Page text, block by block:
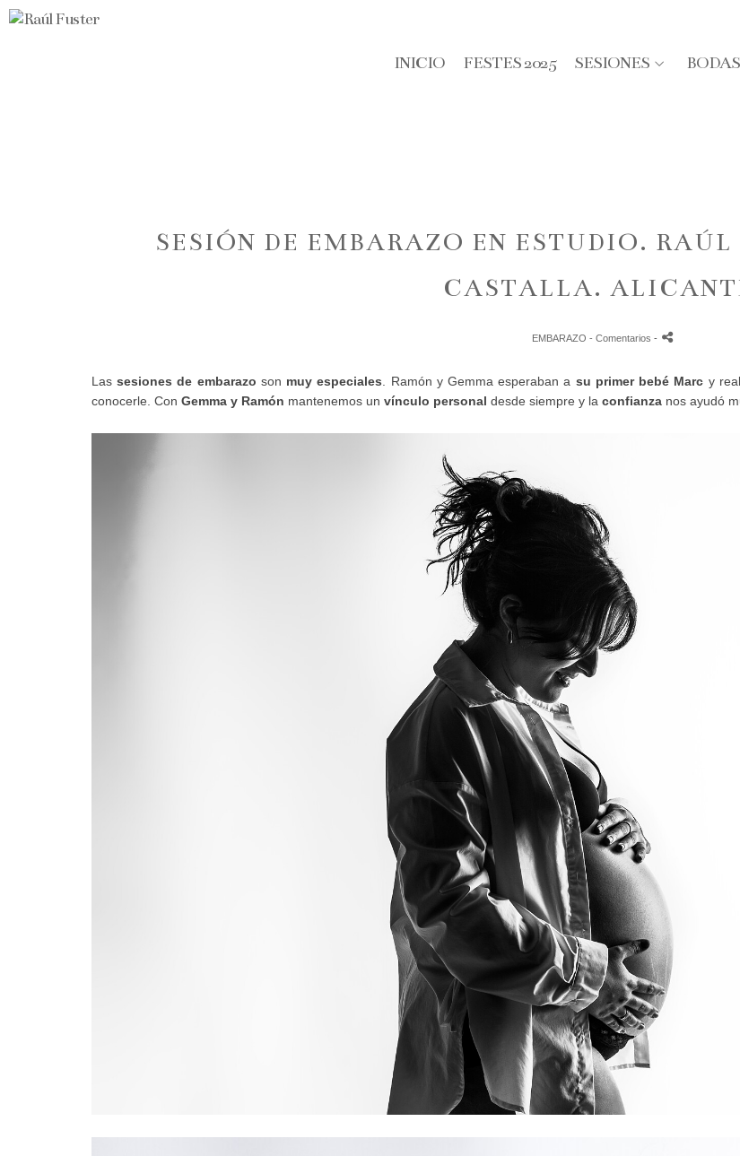
INICIO FESTES 2025 SESIONES BODAS
SESIÓN DE EMBARAZO EN ESTUDIO.
CASTALLA.
EMBARAZO - Comentarios -
Lassesiones de embarazo son muy especiales . Ramón y Gemma esperaban a su primer bebé Marc y
conocerle. Con Gemma y Ramón mantenemos un vínculo personal desde siempre y la confianza nos ayudó